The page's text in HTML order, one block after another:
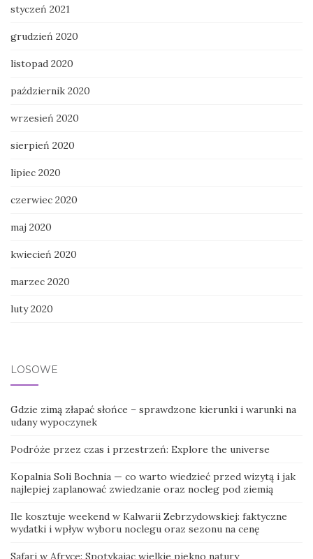
styczeń 2021
grudzień 2020
listopad 2020
październik 2020
wrzesień 2020
sierpień 2020
lipiec 2020
czerwiec 2020
maj 2020
kwiecień 2020
marzec 2020
luty 2020
LOSOWE
Gdzie zimą złapać słońce – sprawdzone kierunki i warunki na
udany wypoczynek
Podróże przez czas i przestrzeń: Explore the universe
Kopalnia Soli Bochnia — co warto wiedzieć przed wizytą i jak
najlepiej zaplanować zwiedzanie oraz nocleg pod ziemią
Ile kosztuje weekend w Kalwarii Zebrzydowskiej: faktyczne
wydatki i wpływ wyboru noclegu oraz sezonu na cenę
Safari w Afryce: Spotykając wielkie piękno natury